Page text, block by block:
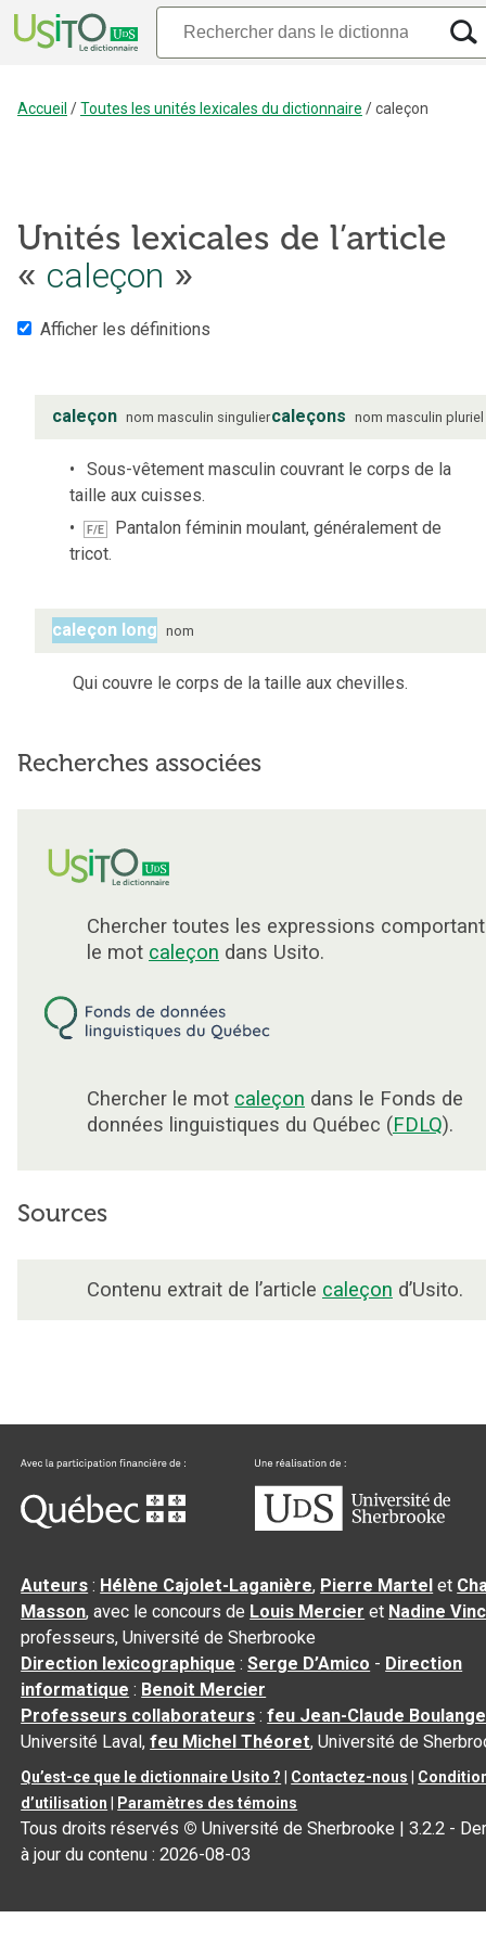
Accueil /Toutes les unités lexicales du dictionnaire /caleçon
Unités lexicales de l’article
« caleçon »
Afficher les définitions
caleçon nom masculin singuliercaleçons nom masculin pluriel
Sous-vêtement masculin couvrant le corps de la
taille aux cuisses.
F/E
Pantalon féminin moulant, généralement de
tricot.
caleçon long nom
Qui couvre le corps de la taille aux chevilles.
Recherches associées
Chercher toutes les expressions comportant
le mot caleçon dans Usito.
Chercher le mot caleçon dans le Fonds de
données linguistiques du Québec (FDLQ).
Sources
Contenu extrait de l’article caleçon d’Usito.
Auteurs : Hélène Cajolet-Laganière, Pierre Martel et
Masson, avec le concours de Louis Mercier et Nadine
professeurs, Université de Sherbrooke
Direction lexicographique :Serge D’Amico - Direction
informatique : Benoit Mercier
Professeurs collaborateurs :feu Jean-Claude
Université Laval,feu Michel Théoret, Université de
Qu’est-ce que le dictionnaire Usito ? Contactez-nous
d’utilisation
Paramètres des témoins
Tous droits réservés © Université de Sherbrooke |3.2.2 -
à jour du contenu :2026-08-03